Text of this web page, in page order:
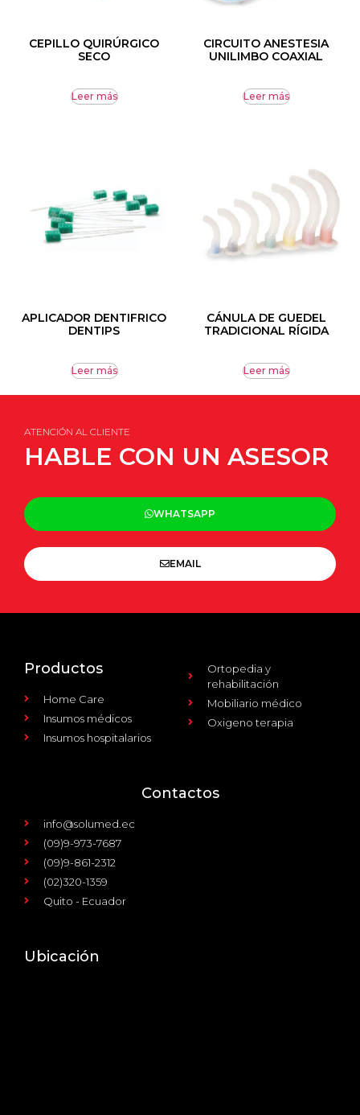
CEPILLO QUIRÚRGICO
SECO
Leer más
CIRCUITO ANESTESIA
UNILIMBO COAXIAL
Leer más
APLICADOR DENTIFRICO
DENTIPS
Leer más
CÁNULA DE GUEDEL
TRADICIONAL RÍGIDA
Leer más
ATENCIÓN AL CLIENTE
HABLE CON UN ASESOR
WHATSAPP
EMAIL
Productos
Home Care
Insumos médicos
Insumos hospitalarios
Ortopedia y
rehabilitación
Mobiliario médico
Oxigeno terapia
Contactos
info@solumed.ec
(09)9-973-7687
(09)9-861-2312
(02)320-1359
Quito - Ecuador
Ubicación